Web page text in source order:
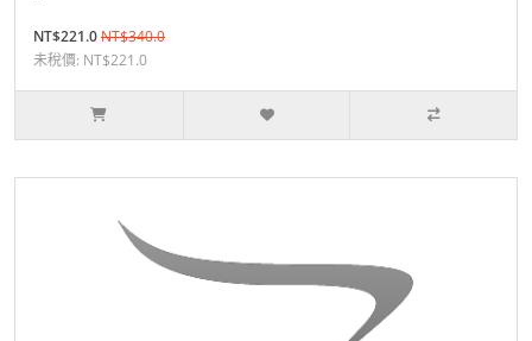
NT$221.0NT$340.0
未稅價: NT$221.0